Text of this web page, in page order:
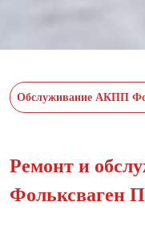
Обслуживание АКПП
Ремонт и
Фольксваген